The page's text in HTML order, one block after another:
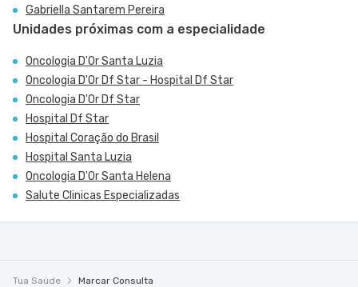
Gabriella Santarem Pereira
Unidades próximas com a especialidade
Oncologia D'Or Santa Luzia
Oncologia D'Or Df Star - Hospital Df Star
Oncologia D'Or Df Star
Hospital Df Star
Hospital Coração do Brasil
Hospital Santa Luzia
Oncologia D'Or Santa Helena
Salute Clinicas Especializadas
Tua Saúde Marcar Consulta